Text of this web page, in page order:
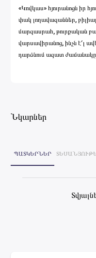
«Կովկաս» հյուրանոցն իր
փակ լողավազաններ,
մարզասրահ, թուրքական
վարսավիրանոց, ինչն է՛լ
դարձնում ազատ
Նկարներ
ՊԱՏԿԵՐՆԵՐ